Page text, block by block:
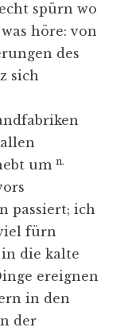
spürn wo
höre: von
des
sich
um n.
passiert; ich
fürn
die kalte
ereignen
in den
der